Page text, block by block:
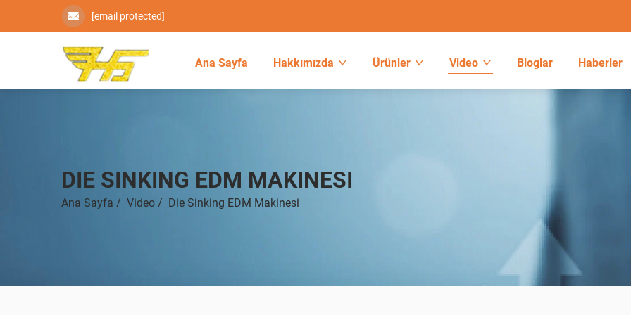
[email protected]
Ana Sayfa Hakkımızda Ürünler Video Bloglar Haberler
DIE SINKING EDM MAKINESI
Ana Sayfa / Video / Die Sinking EDM Makinesi